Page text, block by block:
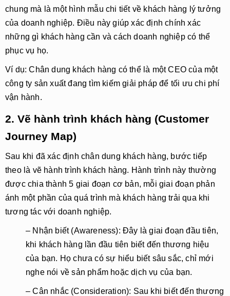
chung mà là một hình mẫu chi tiết về khách hàng lý tưởng
của doanh nghiệp. Điều này giúp xác định chính xác
những gì khách hàng cần và cách doanh nghiệp có thể
phục vụ họ.
Ví dụ: Chân dung khách hàng có thể là một CEO của một
công ty sản xuất đang tìm kiếm giải pháp để tối ưu chi phí
vận hành.
2. Vẽ hành trình khách hàng (Customer
Journey Map)
Sau khi đã xác định chân dung khách hàng, bước tiếp
theo là vẽ hành trình khách hàng. Hành trình này thường
được chia thành 5 giai đoạn cơ bản, mỗi giai đoạn phản
ánh một phần của quá trình mà khách hàng trải qua khi
tương tác với doanh nghiệp.
– Nhận biết (Awareness): Đây là giai đoạn đầu tiên,
khi khách hàng lần đầu tiên biết đến thương hiệu
của bạn. Họ chưa có sự hiểu biết sâu sắc, chỉ mới
nghe nói về sản phẩm hoặc dịch vụ của bạn.
– Cân nhắc (Consideration): Sau khi biết đến thương